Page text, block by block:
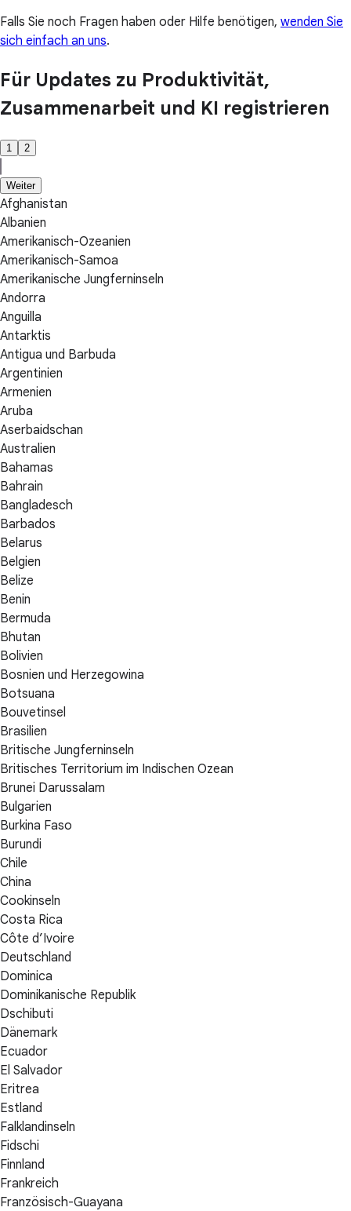
Falls Sie noch Fragen haben oder Hilfe benötigen, wenden Sie
sich einfach an uns.
Für Updates zu Produktivität,
Zusammenarbeit und KI registrieren
1 2
Weiter
Afghanistan
Albanien
Amerikanisch-Ozeanien
Amerikanisch-Samoa
Amerikanische Jungferninseln
Andorra
Anguilla
Antarktis
Antigua und Barbuda
Argentinien
Armenien
Aruba
Aserbaidschan
Australien
Bahamas
Bahrain
Bangladesch
Barbados
Belarus
Belgien
Belize
Benin
Bermuda
Bhutan
Bolivien
Bosnien und Herzegowina
Botsuana
Bouvetinsel
Brasilien
Britische Jungferninseln
Britisches Territorium im Indischen Ozean
Brunei Darussalam
Bulgarien
Burkina Faso
Burundi
Chile
China
Cookinseln
Costa Rica
Côte d’Ivoire
Deutschland
Dominica
Dominikanische Republik
Dschibuti
Dänemark
Ecuador
El Salvador
Eritrea
Estland
Falklandinseln
Fidschi
Finnland
Frankreich
Französisch-Guayana